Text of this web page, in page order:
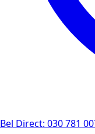
Bel Direct: 030 781